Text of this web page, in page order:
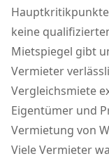
Hauptkritikpunkte
keine
Mietspiegel gibt
Vermieter
Vergleichsmiete
Eigentümer und
Vermietung von
Viele Vermieter